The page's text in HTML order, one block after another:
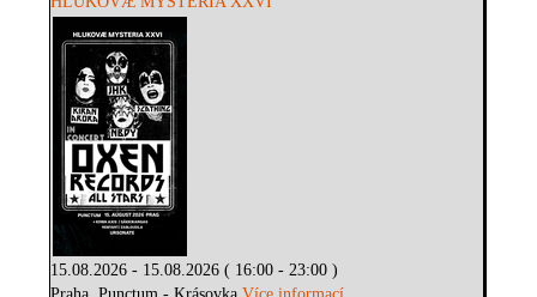
15.08.2026 - 15.08.2026 ( 16:00 - 23:00 )